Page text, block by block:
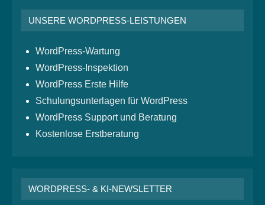
UNSERE WORDPRESS-LEISTUNGEN
WordPress-Wartung
WordPress-Inspektion
WordPress Erste Hilfe
Schulungsunterlagen für WordPress
WordPress Support und Beratung
Kostenlose Erstberatung
WORDPRESS- & KI-NEWSLETTER